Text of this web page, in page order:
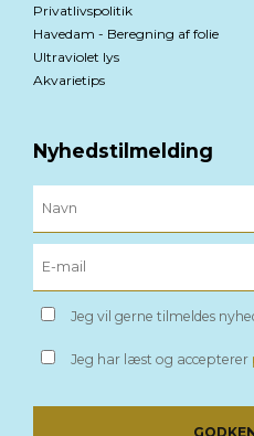
Privatlivspolitik
Havedam - Beregning af folie
Ultraviolet lys
Akvarietips
Nyhedstilmelding
Jeg vil gerne tilmeldes
Jeg har læst og accepterer